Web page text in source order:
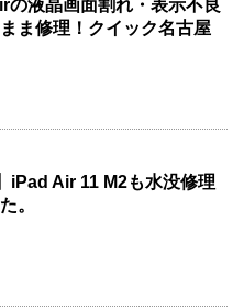
の液晶画面割れ・表示不良
ま修理！クイック名古屋
iPad Air 11 M2も水没修理
。